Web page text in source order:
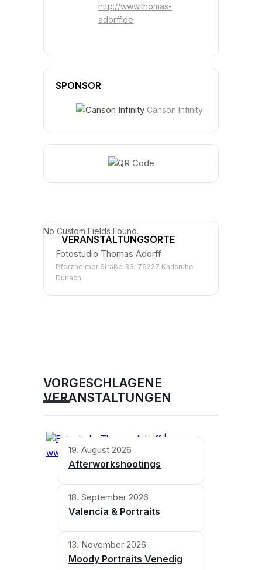
http://www.thomas-
adorff.de
SPONSOR
Canson Infinity
No Custom Fields Found.
VERANSTALTUNGSORTE
Fotostudio Thomas Adorff
Pforzheimer Straße 33, 76227 Karlsruhe-
Durlach
VORGESCHLAGENE
VERANSTALTUNGEN
19. August 2026
Afterworkshootings
18. September 2026
Valencia & Portraits
13. November 2026
Moody Portraits Venedig